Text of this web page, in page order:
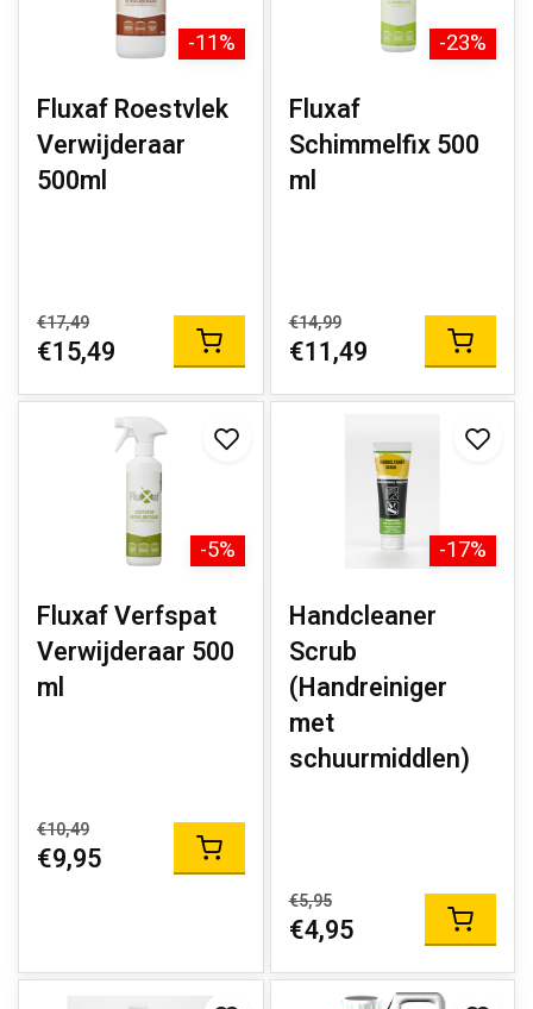
-11%
Fluxaf Roestvlek
Verwijderaar
500ml
€17,49
€15,49
-23%
Fluxaf
Schimmelfix 500
ml
€14,99
€11,49
-5%
Fluxaf Verfspat
Verwijderaar 500
ml
€10,49
€9,95
-17%
Handcleaner
Scrub
(Handreiniger
met
schuurmiddlen)
€5,95
€4,95